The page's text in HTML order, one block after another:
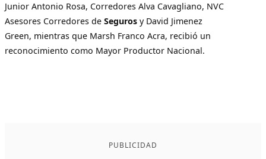
Junior Antonio Rosa, Corredores Alva Cavagliano, NVC
Asesores Corredores de Seguros y David Jimenez
Green, mientras que Marsh Franco Acra, recibió un
reconocimiento como Mayor Productor Nacional.
PUBLICIDAD